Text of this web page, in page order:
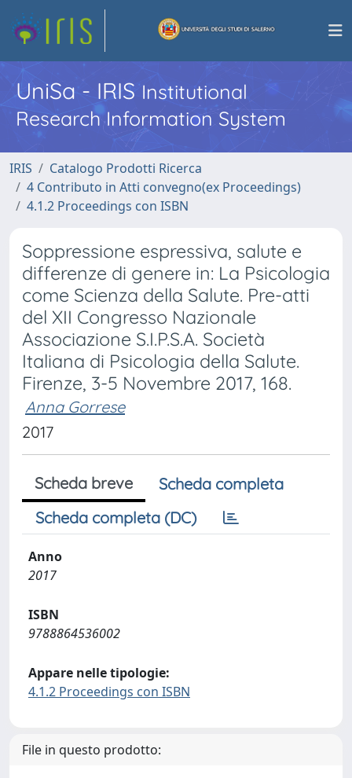
UniSa - IRISInstitutional
Research Information System
IRIS
Catalogo Prodotti Ricerca
4 Contributo in Atti convegno(ex Proceedings)
4.1.2 Proceedings con ISBN
Soppressione espressiva, salute e
differenze di genere in: La Psicologia
come Scienza della Salute. Pre-atti
del XII Congresso Nazionale
Associazione S.I.P.S.A. Società
Italiana di Psicologia della Salute.
Firenze, 3-5 Novembre 2017, 168.
Anna Gorrese
2017
Scheda breve
Scheda completa
Scheda completa (DC)
Anno
2017
ISBN
9788864536002
Appare nelle tipologie:
4.1.2 Proceedings con ISBN
File in questo prodotto: